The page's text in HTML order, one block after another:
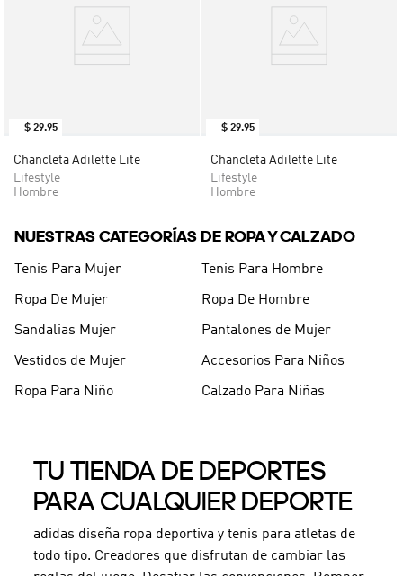
$ 29.95
Chancleta Adilette Lite
Lifestyle
Hombre
$ 29.95
Chancleta Adilette Lite
Lifestyle
Hombre
NUESTRAS CATEGORÍAS DE ROPA Y CALZADO
Tenis Para Mujer Tenis Para Hombre
Ropa De Mujer Ropa De Hombre
Sandalias Mujer Pantalones de Mujer
Vestidos de Mujer Accesorios Para Niños
Ropa Para Niño Calzado Para Niñas
TU TIENDA DE DEPORTES
PARA CUALQUIER DEPORTE
adidas diseña ropa deportiva y tenis para atletas de
todo tipo. Creadores que disfrutan de cambiar las